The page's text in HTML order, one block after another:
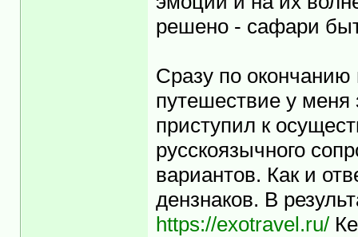
решено - сафари
Сразу по
путешествие у меня
приступил к
русскоязычного
вариантов. Как и
дензнаков. В
https://exotravel.ru/